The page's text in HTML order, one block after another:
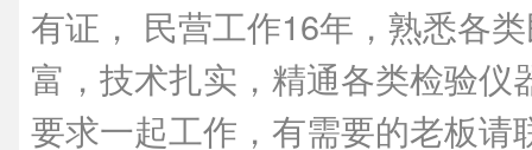
有证， 民营工作16年，熟悉各
富，技术扎实，精通各类检验仪
要求一起工作，有需要的老板请